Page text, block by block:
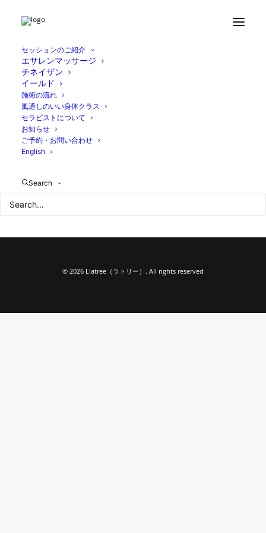
セッションのご紹介
エサレンマッサージ
チネイザン
イールド
施術の流れ
風通しのいい身体クラス
セラピストについて
お知らせ
ご予約・お問い合わせ
English
Search
© 2026 Llatree（ラトリー）. All rights reserved